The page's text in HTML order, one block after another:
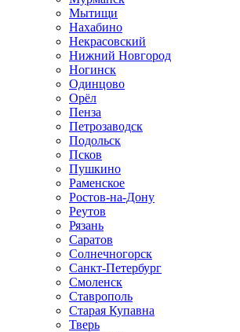
Мытищи
Нахабино
Некрасовский
Нижний Новгород
Ногинск
Одинцово
Орёл
Пенза
Петрозаводск
Подольск
Псков
Пушкино
Раменское
Ростов-на-Дону
Реутов
Рязань
Саратов
Солнечногорск
Санкт-Петербург
Смоленск
Ставрополь
Старая Купавна
Тверь